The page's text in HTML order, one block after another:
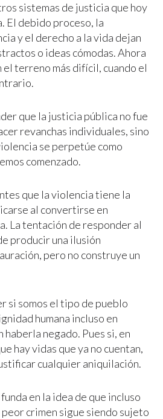
sistemas de justicia que hoy
El debido proceso, la
y el derecho a la vida dejan
o ideas cómodas. Ahora
terreno más difícil, cuando el
que la justicia pública no fue
revanchas individuales, sino
se perpetúe como
comenzado.
que la violencia tiene la
al convertirse en
La tentación de responder al
producir una ilusión
pero no construye un
si somos el tipo de pueblo
humana incluso en
negado. Pues si, en
hay vidas que ya no cuentan,
cualquier aniquilación.
en la idea de que incluso
crimen sigue siendo sujeto